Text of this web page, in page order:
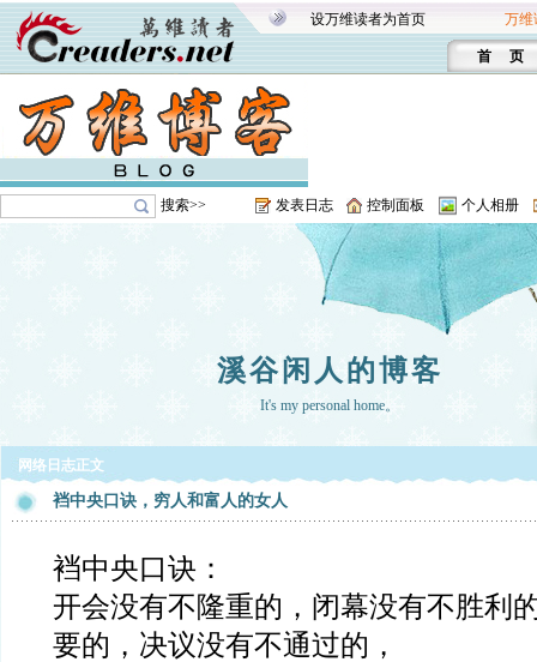
设万维读者为首页 万维
首 页
搜索>> 发表日志 控制面板 个人相册
溪谷闲人的博客
It's my personal home。
网络日志正文
裆中央口诀，穷人和富人的女人
裆中央口诀：
开会没有不隆重的，闭幕没有不胜利
要的，决议没有不通过的，